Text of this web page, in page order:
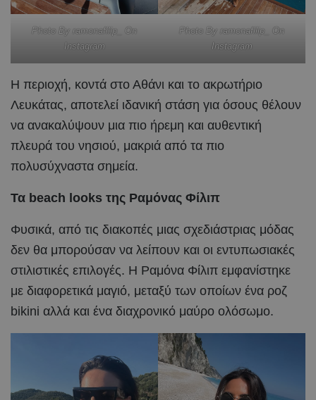
Photo By ramonafilip_ On
Instagram
Photo By ramonafilip_ On
Instagram
Η περιοχή, κοντά στο Αθάνι και το ακρωτήριο
Λευκάτας, αποτελεί ιδανική στάση για όσους θέλουν
να ανακαλύψουν μια πιο ήρεμη και αυθεντική
πλευρά του νησιού, μακριά από τα πιο
πολυσύχναστα σημεία.
Τα beach looks της Ραμόνας Φίλιπ
Φυσικά, από τις διακοπές μιας σχεδιάστριας μόδας
δεν θα μπορούσαν να λείπουν και οι εντυπωσιακές
στιλιστικές επιλογές. Η Ραμόνα Φίλιπ εμφανίστηκε
με διαφορετικά μαγιό, μεταξύ των οποίων ένα ροζ
bikini αλλά και ένα διαχρονικό μαύρο ολόσωμο.